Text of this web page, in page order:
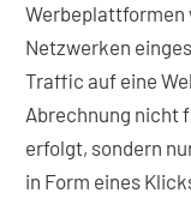
Werbeplattformen
Netzwerken
Traffic auf eine
Abrechnung nicht
erfolgt, sondern
in Form eines